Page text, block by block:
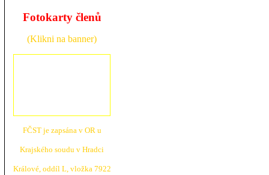
Fotokarty členů
(Klikni na banner)
FČST je zapsána v OR u
Krajského soudu v Hradci
Králové, oddíl L, vložka 7922